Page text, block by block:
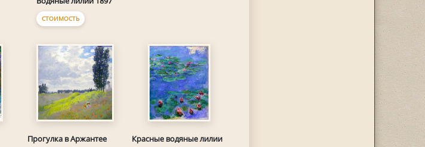
СТОИМОСТЬ
Прогулка в Аржантее
Красные водяные лилии